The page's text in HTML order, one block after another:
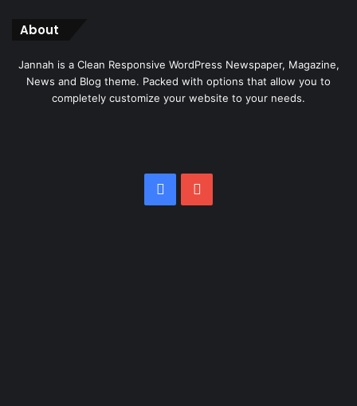
About
Jannah is a Clean Responsive WordPress Newspaper, Magazine,
News and Blog theme. Packed with options that allow you to
completely customize your website to your needs.
Facebook